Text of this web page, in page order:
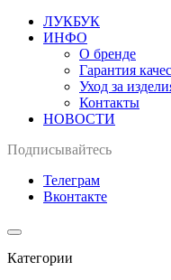
ЛУКБУК
ИНФО
О бренде
Гарантия
Уход за
Контакты
НОВОСТИ
Подписывайтесь
Телеграм
Вконтакте
Категории